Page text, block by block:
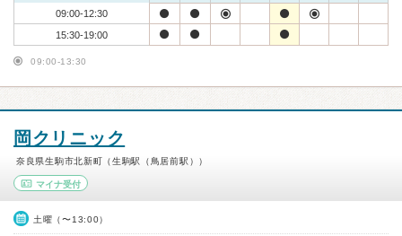
09:00-12:30
15:30-19:00
09:00-13:30
岡クリニック
奈良県生駒市北新町（生駒駅（鳥居前駅））
マイナ受付
土曜（〜13:00）